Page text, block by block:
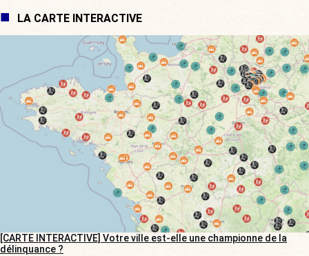
LA CARTE INTERACTIVE
[CARTE INTERACTIVE] Votre ville est-elle une championne de la
délinquance ?